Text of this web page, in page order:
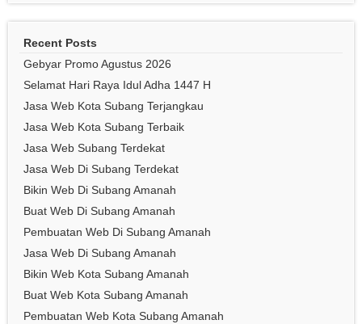
Recent Posts
Gebyar Promo Agustus 2026
Selamat Hari Raya Idul Adha 1447 H
Jasa Web Kota Subang Terjangkau
Jasa Web Kota Subang Terbaik
Jasa Web Subang Terdekat
Jasa Web Di Subang Terdekat
Bikin Web Di Subang Amanah
Buat Web Di Subang Amanah
Pembuatan Web Di Subang Amanah
Jasa Web Di Subang Amanah
Bikin Web Kota Subang Amanah
Buat Web Kota Subang Amanah
Pembuatan Web Kota Subang Amanah